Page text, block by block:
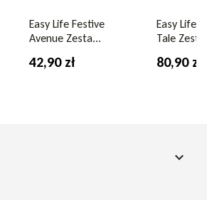
dekoracja, która podkreśli
przy stole.
Easy Life Festive
Avenue Zesta...
42,90 zł
Easy Life
Tale
80,90 zł
